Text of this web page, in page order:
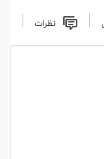
نظرات